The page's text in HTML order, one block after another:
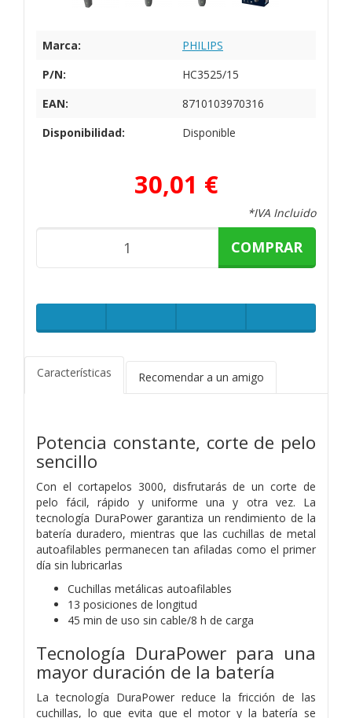
Marca:
PHILIPS
P/N:
HC3525/15
EAN:
8710103970316
Disponibilidad:
Disponible
30,01 €
*IVA Incluido
COMPRAR
Características Recomendar a un amigo
Potencia constante, corte de pelo
sencillo
Con el cortapelos 3000, disfrutarás de un corte de
pelo fácil, rápido y uniforme una y otra vez. La
tecnología DuraPower garantiza un rendimiento de la
batería duradero, mientras que las cuchillas de metal
autoafilables permanecen tan afiladas como el primer
día sin lubricarlas
Cuchillas metálicas autoafilables
13 posiciones de longitud
45 min de uso sin cable/8 h de carga
Tecnología DuraPower para una
mayor duración de la batería
La tecnología DuraPower reduce la fricción de las
cuchillas, lo que evita que el motor y la batería se